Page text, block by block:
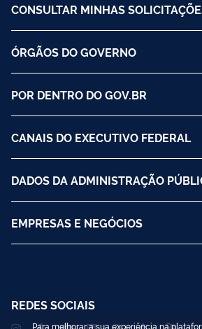
CONSULTAR MINHAS
ÓRGÃOS DO GOVERNO
POR DENTRO DO GOV.BR
CANAIS DO EXECUTIVO FEDERAL
DADOS DA ADMINISTRAÇÃO
EMPRESAS E NEGÓCIOS
REDES SOCIAIS
Para melhorar a sua experiência na